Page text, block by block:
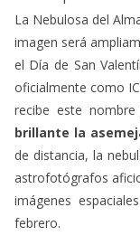
La Nebulosa del
imagen será
el Día de San
oficialmente como
recibe este
brillante la
de distancia, la
astrofotógrafos
imágenes
febrero.